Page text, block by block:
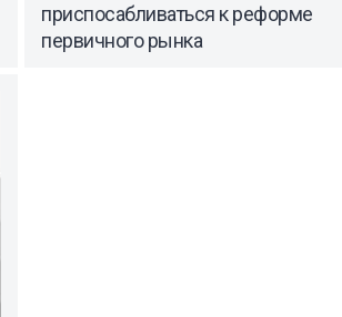
приспосабливаться к реформе
первичного рынка